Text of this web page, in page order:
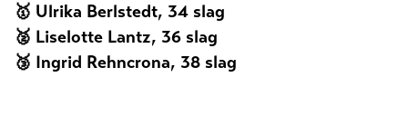
🥇 Ulrika Berlstedt, 34 slag
🥈 Liselotte Lantz, 36 slag
🥉 Ingrid Rehncrona, 38 slag